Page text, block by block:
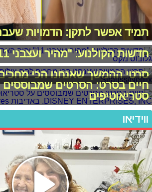
תמיד אפשר לתקן: הדמויות
חדשות הקולנוע: "מהיר ועצבני 11" יהיה האחרון
סרטי ההמשך שאנחנו הכי
חיים בסרט: הסרטים שמבוססים
סטריאוטיפים
ווידיאו